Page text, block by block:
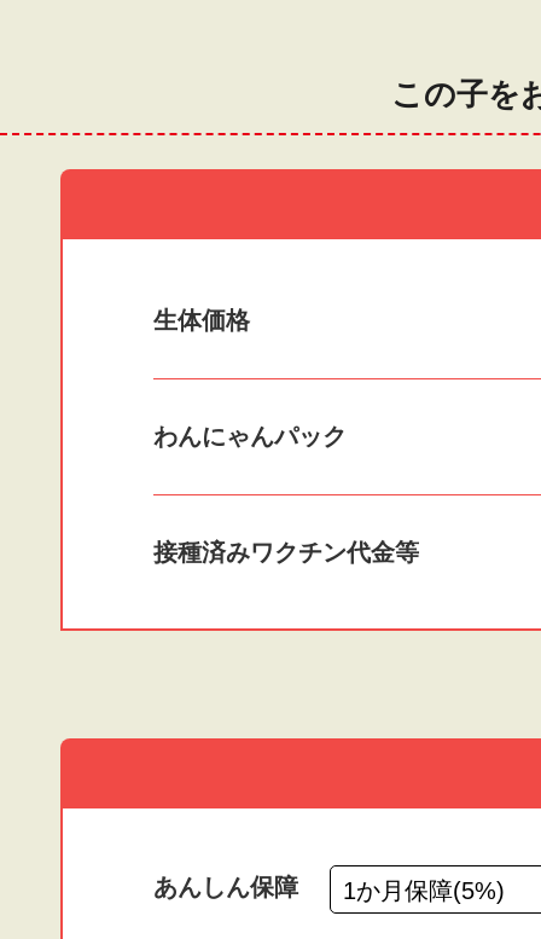
この子を
生体価格
わんにゃんパック
接種済みワクチン代金等
あんしん保障